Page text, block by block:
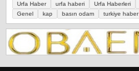
Urfa Haber
urfa haberi Urfa Haberleri
Genel
kap basın odam turkiye haber